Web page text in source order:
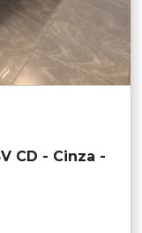
CD - Cinza -